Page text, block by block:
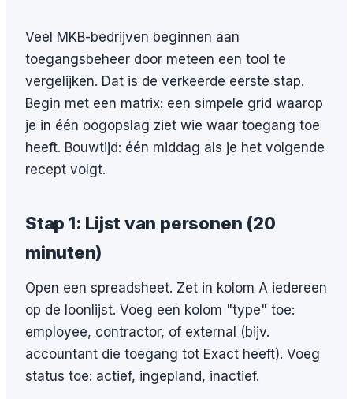
Veel MKB-bedrijven beginnen aan
toegangsbeheer door meteen een tool te
vergelijken. Dat is de verkeerde eerste stap.
Begin met een matrix: een simpele grid waarop
je in één oogopslag ziet wie waar toegang toe
heeft. Bouwtijd: één middag als je het volgende
recept volgt.
Stap 1: Lijst van personen (20
minuten)
Open een spreadsheet. Zet in kolom A iedereen
op de loonlijst. Voeg een kolom "type" toe:
employee, contractor, of external (bijv.
accountant die toegang tot Exact heeft). Voeg
status toe: actief, ingepland, inactief.